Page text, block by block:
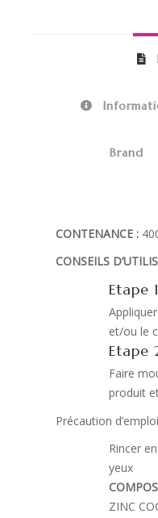
Brand
CONTENANCE :
CONSEILS
Etape 1
et/ou le
Etape
Faire
produit
Précaution d’emploi
Rincer
yeux
ZINC